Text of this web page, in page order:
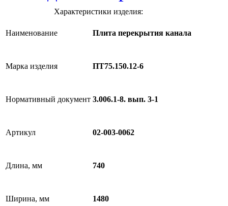
Характеристики изделия:
Наименование Плита перекрытия канала
Марка изделия ПТ75.150.12-6
Нормативный документ 3.006.1-8. вып. 3-1
Артикул 02-003-0062
Длина, мм 740
Ширина, мм 1480